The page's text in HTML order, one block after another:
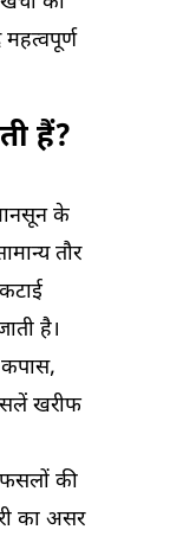
हैं?
के
तौर
है।
कपास,
खरीफ
की
का असर